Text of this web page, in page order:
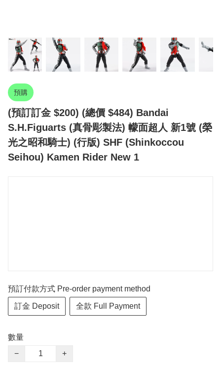
預購
(預訂訂金 $200) (總價 $484) Bandai
S.H.Figuarts (真骨彫製法) 幪面超人 新1號 (榮
光之昭和騎士) (行版) SHF (Shinkoccou
Seihou) Kamen Rider New 1
預訂付款方式 Pre-order payment method
訂金 Deposit 全款 Full Payment
數量
−
+